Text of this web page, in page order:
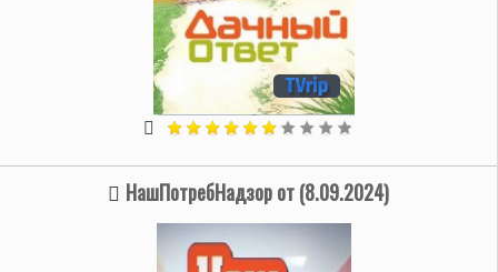
НашПотребНадзор от (8.09.2024)